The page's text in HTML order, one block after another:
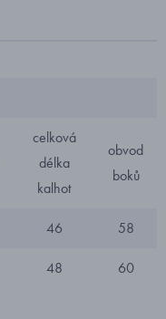
celková
délka
kalhot
obvod
boků
46 58
48 60